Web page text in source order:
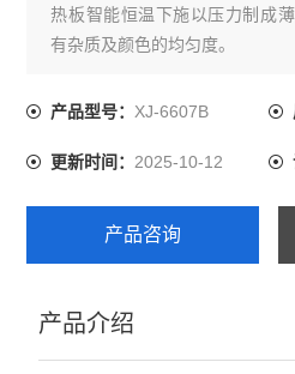
热板智能恒温下施以压力制成
有杂质及颜色的均匀度。
产品型号：XJ-6607B
更新时间：2025-10-12
产品咨询
产品介绍